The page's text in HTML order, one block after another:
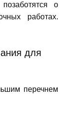
о
работах.
для
перечнем